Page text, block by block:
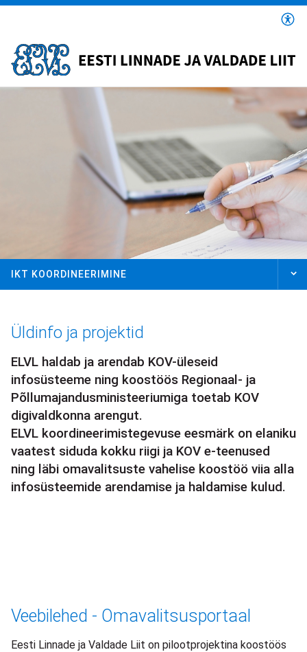
Liigu
juurde
Üldinfo ja projektid
ELVL haldab ja arendab KOV-üleseid
infosüsteeme ning koostöös Regionaal- ja
Põllumajandusministeeriumiga toetab KOV
digivaldkonna arengut.
ELVL koordineerimistegevuse eesmärk on elaniku
vaatest siduda kokku riigi ja KOV e-teenused
ning läbi omavalitsuste vahelise koostöö viia alla
infosüsteemide arendamise ja haldamise kulud.
IKT KOORDINEERIMINE
Veebilehed - Omavalitsusportaal
Eesti Linnade ja Valdade Liit on pilootprojektina koostöös